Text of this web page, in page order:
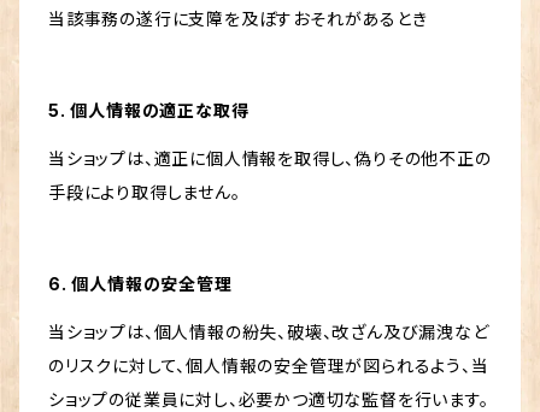
当該事務の遂行に支障を及ぼすおそれがあるとき
5. 個人情報の適正な取得
当ショップは、適正に個人情報を取得し、偽りその他不正の
手段により取得しません。
6. 個人情報の安全管理
当ショップは、個人情報の紛失、破壊、改ざん及び漏洩など
のリスクに対して、個人情報の安全管理が図られるよう、当
ショップの従業員に対し、必要かつ適切な監督を行います。